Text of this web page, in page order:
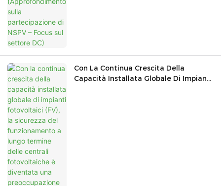
Con La Continua Crescita Della
Capacità Installata Globale Di Impianti